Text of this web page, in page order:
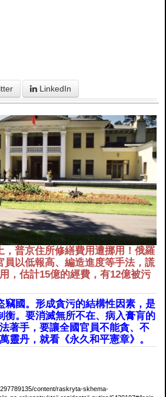
LinkedIn
，普京住所修繕費用遭挪用！俄羅
員以低報高、編造進度等手法，謊
，估計15億的經費，有12億被污
竊國。形成貪污的結構性因素，是
衡。要消滅無所不在、病入膏肓的
著手，要讓全國官員不能貪、不
靈丹，就看《永久和平憲章》。
content/raskryta-skhema-